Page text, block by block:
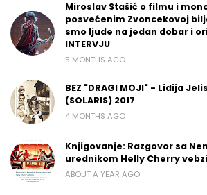
Miroslav Stašić o filmu i
posvećenim Zvoncekovoj
smo ljude na jedan dobar i
INTERVJU
5 MONTHS AGO
BEZ "DRAGI MOJI" - Lidija
(SOLARIS) 2017
4 MONTHS AGO
Knjigovanje: Razgovor sa
urednikom Helly Cherry
ABOUT A YEAR AGO